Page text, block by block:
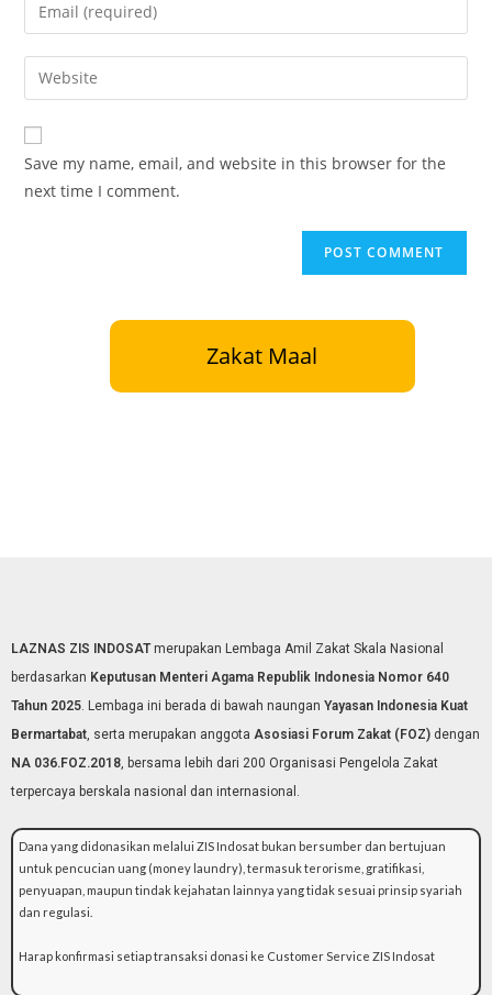
Save my name, email, and website in this browser for the
next time I comment.
Zakat Maal
LAZNAS ZIS INDOSATmerupakan Lembaga Amil Zakat Skala Nasional
berdasarkan Keputusan Menteri Agama Republik Indonesia Nomor 640
Tahun 2025. Lembaga ini berada di bawah naungan Yayasan Indonesia Kuat
Bermartabat, serta merupakan anggota Asosiasi Forum Zakat (FOZ) dengan
NA 036.FOZ.2018, bersama lebih dari 200 Organisasi Pengelola Zakat
terpercaya berskala nasional dan internasional.
Dana yang didonasikan melalui ZIS Indosat bukan bersumber dan bertujuan
untuk pencucian uang (money laundry), termasuk terorisme, gratifikasi,
penyuapan, maupun tindak kejahatan lainnya yang tidak sesuai prinsip syariah
dan regulasi.
Harap konfirmasi setiap transaksi donasi ke Customer Service ZIS Indosat